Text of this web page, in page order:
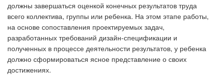
должны завершаться оценкой конечных результатов труда
всего коллектива, группы или ребенка. На этом этапе работы,
на основе сопоставления проектируемых задач,
разработанных требований дизайн-спецификации и
полученных в процессе деятельности результатов, у ребенка
должно сформироваться ясное представление о своих
достижениях.